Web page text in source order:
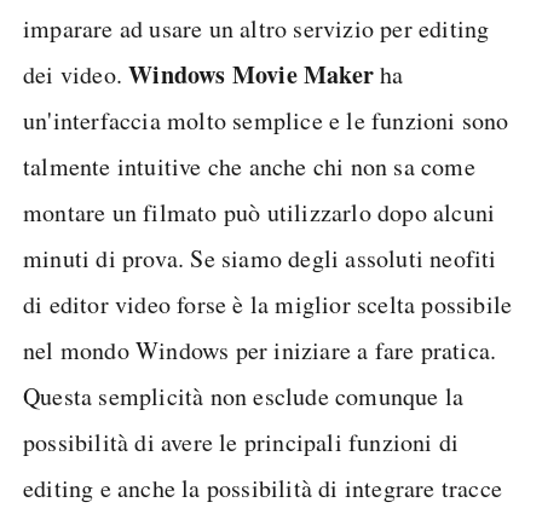
imparare ad usare un altro servizio per editing
dei video.Windows Movie Makerha
un'interfaccia molto semplice e le funzioni sono
talmente intuitive che anche chi non sa come
montare un filmato può utilizzarlo dopo alcuni
minuti di prova. Se siamo degli assoluti neofiti
di editor video forse è la miglior scelta possibile
nel mondo Windows per iniziare a fare pratica.
Questa semplicità non esclude comunque la
possibilità di avere le principali funzioni di
editing e anche la possibilità di integrare tracce